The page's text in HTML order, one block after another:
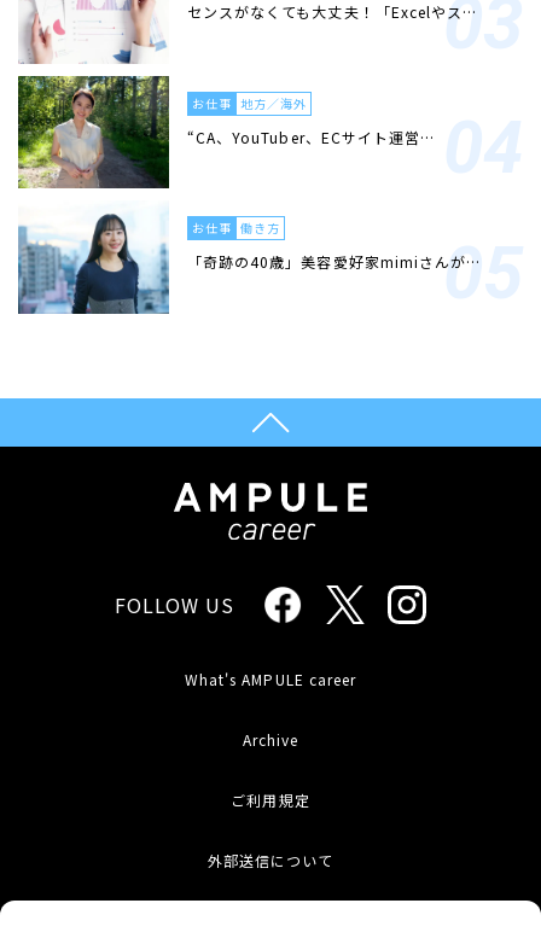
センスがなくても大丈夫！「Excelやス…
お仕事 地方／海外
“CA、YouTuber、ECサイト運営…
お仕事 働き方
「奇跡の40歳」美容愛好家mimiさんが…
FOLLOW US
What's AMPULE career
Archive
ご利用規定
外部送信について